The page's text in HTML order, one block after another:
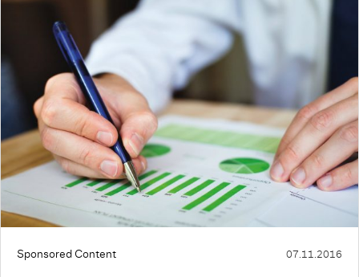
Sponsored Content 07.11.2016